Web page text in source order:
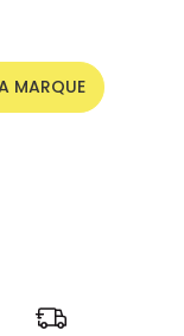
MARQUE